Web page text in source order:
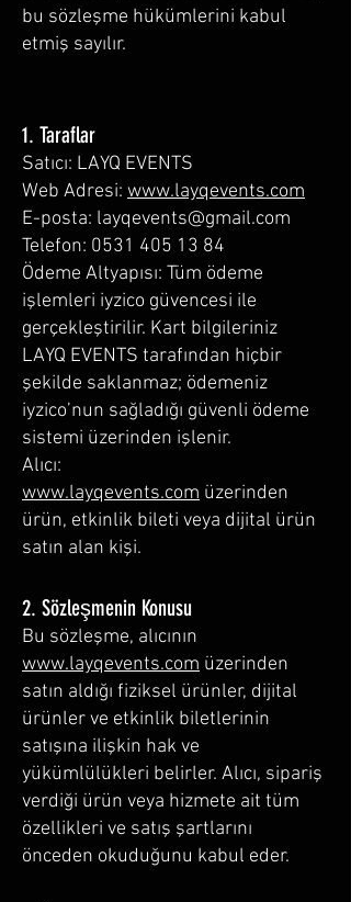
bu sözleşme hükümlerini kabul
etmiş sayılır.
1. Taraflar
Satıcı: LAYQ EVENTS
Web Adresi: www.layqevents.com
E-posta: layqevents@gmail.com
Telefon: 0531 405 13 84
Ödeme Altyapısı: Tüm ödeme
işlemleri iyzico güvencesi ile
gerçekleştirilir. Kart bilgileriniz
LAYQ EVENTS tarafından hiçbir
şekilde saklanmaz; ödemeniz
iyzico’nun sağladığı güvenli ödeme
sistemi üzerinden işlenir.
Alıcı:
www.layqevents.com üzerinden
ürün, etkinlik bileti veya dijital ürün
satın alan kişi.
2. Sözleşmenin Konusu
Bu sözleşme, alıcının
www.layqevents.com üzerinden
satın aldığı fiziksel ürünler, dijital
ürünler ve etkinlik biletlerinin
satışına ilişkin hak ve
yükümlülükleri belirler. Alıcı, sipariş
verdiği ürün veya hizmete ait tüm
özellikleri ve satış şartlarını
önceden okuduğunu kabul eder.